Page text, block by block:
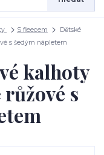
S fleecem
Dětské
s šedým nápletem
kalhoty
s